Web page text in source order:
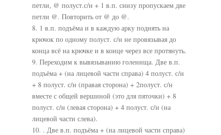
петли, @ полуст.с/н + 1 в.п. снизу пропускаем две
петли @. Повторить от @ до @.
8. 1 в.п. подъёма и в каждую арку поднять на
крючок по одному полуст. с/н не провязывая до
конца всё на крючке и в конце через все протянуть.
9. Переходим к вывязыванию голенища. Две в.п.
подъёма + (на лицевой части справа) 4 полуст. с/н
+ 8 полуст. с/н (правая сторона) + 2полуст. с/н
вместе с общей вершиной (это для пяточки) + 8
полуст. с/н (левая сторона) + 4 полуст. с/н (на
лицевой части слева).
10. . Две в.п. подъёма + (на лицевой части справа)